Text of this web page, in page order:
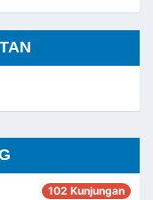
102 Kunjungan